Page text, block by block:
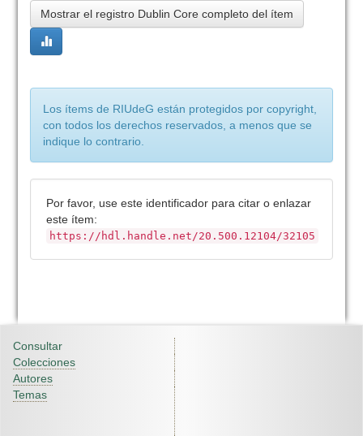
Mostrar el registro Dublin Core completo del ítem
Los ítems de RIUdeG están protegidos por copyright,
con todos los derechos reservados, a menos que se
indique lo contrario.
Por favor, use este identificador para citar o enlazar
este ítem:
https://hdl.handle.net/20.500.12104/32105
Consultar
Colecciones
Autores
Temas